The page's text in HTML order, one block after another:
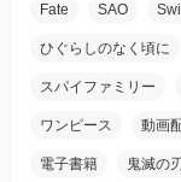
Fate SAO
ひぐらしのなく頃に
スパイファミリー
ワンピース 動画
電子書籍 鬼滅の刃